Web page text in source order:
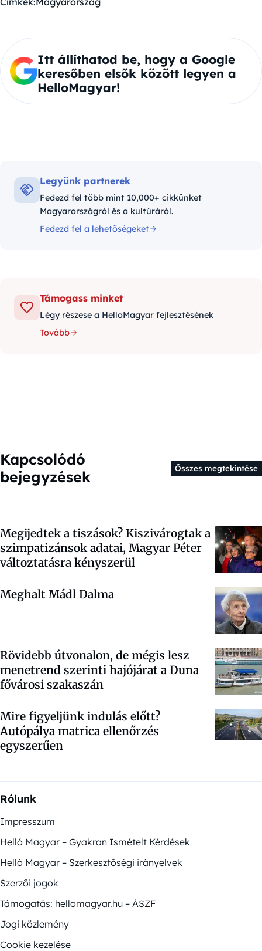
Itt állíthatod be, hogy a Google
keresőben elsők között legyen a
HelloMagyar!
Legyünk partnerek
Fedezd fel több mint 10,000+ cikkünket
Magyarországról és a kultúráról.
Fedezd fel a lehetőségeket
Támogass minket
Légy részese a HelloMagyar fejlesztésének
Tovább
Kapcsolódó
bejegyzések
Összes megtekintése
Megijedtek a tiszások? Kiszivárogtak a
szimpatizánsok adatai, Magyar Péter
változtatásra kényszerül
Meghalt Mádl Dalma
Rövidebb útvonalon, de mégis lesz
menetrend szerinti hajójárat a Duna
fővárosi szakaszán
Mire figyeljünk indulás előtt?
Autópálya matrica ellenőrzés
egyszerűen
Rólunk
Impresszum
Helló Magyar – Gyakran Ismételt Kérdések
Helló Magyar – Szerkesztőségi irányelvek
Szerzői jogok
Támogatás: hellomagyar.hu – ÁSZF
Jogi közlemény
Cookie kezelése